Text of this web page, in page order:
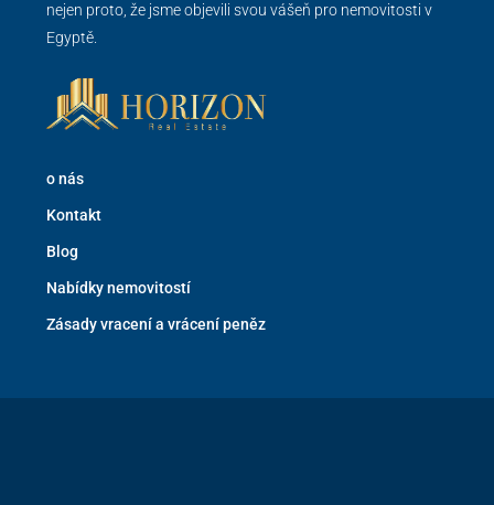
nejen proto, že jsme objevili svou vášeň pro nemovitosti v
Egyptě.
o nás
Kontakt
Blog
Nabídky nemovitostí
Zásady vracení a vrácení peněz